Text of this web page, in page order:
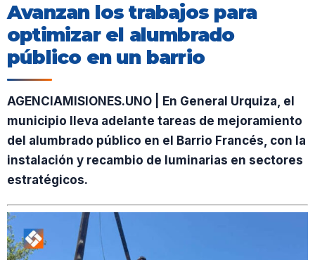
Avanzan los trabajos para
optimizar el alumbrado
público en un barrio
AGENCIAMISIONES.UNO | En General Urquiza, el
municipio lleva adelante tareas de mejoramiento
del alumbrado público en el Barrio Francés, con la
instalación y recambio de luminarias en sectores
estratégicos.